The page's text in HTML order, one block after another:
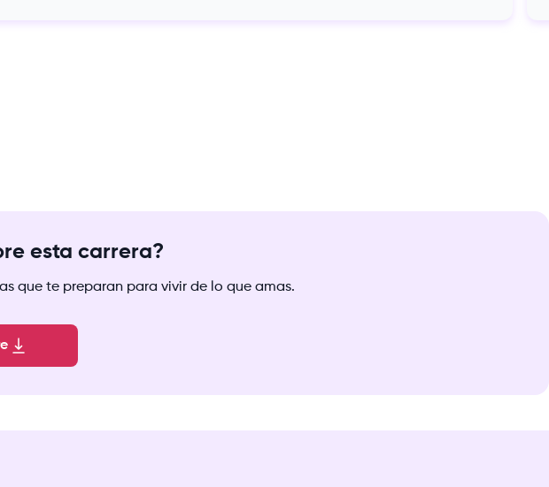
esta carrera?
que te preparan para vivir de lo que amas.